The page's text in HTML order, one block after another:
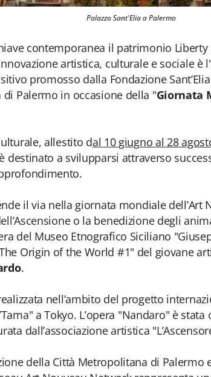
Palazzo Sant'Elia a Palermo
contemporanea il patrimonio
artistica, culturale e sociale è
promosso dalla Fondazione
Palermo in occasione della "Giornata
allestito dal 10 giugno al 28
destinato a svilupparsi attraverso
il via nella giornata mondiale dell’Art
o la benedizione degli
del Museo Etnografico Siciliano
Origin of the World #1" del giovane
.
nell’ambito del progetto
a Tokyo. L’opera "Nandaro" è
dall’associazione artistica
della Città Metropolitana di Palermo